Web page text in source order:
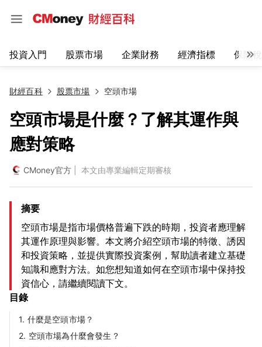
投資入門 股票市場 企業財務 經濟指標 保險
財經百科 股票市場 空頭市場
空頭市場是什麼？了解其運作與
應對策略
CMoney官方 | 本文由專業編輯定期審核
摘要
空頭市場是指市場價格普遍下跌的時期，投資者應理解
其運作原理與影響。本文將介紹空頭市場的特徵、誘因
和投資策略，並提供實際投資案例，幫助讀者建立基礎
知識和應對方法。如您想知道如何在空頭市場中保持投
資信心，請繼續閱讀下文。
目錄
1. 什麼是空頭市場？
2. 空頭市場為什麼會發生？